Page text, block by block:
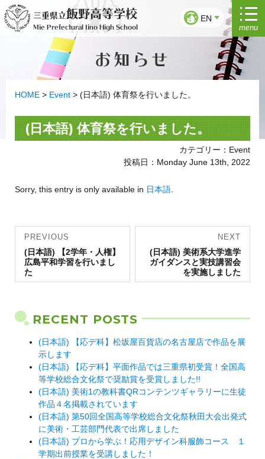
Skip
to
content
三重県立飯野高等学校
Mie Prefectural Iino High School
EN
menu
お知らせ
HOME > Event > (日本語) 体育祭を行いました。
(日本語) 体育祭を行いました。
カテゴリー：Event
投稿日：Monday June 13th, 2022
Sorry, this entry is only available in 日本語
Post
navigation
PREVIOUS
Previous
post:
(日本語) 【2学年・人権】
広島平和学習を行いまし
た
NEXT
Next
post:
(日本語) 美術系大学進学
ガイダンスと実技講習会
を実施しました
RECENT POSTS
(日本語) 【応デ科】松坂屋百貨店の名古屋店で作品を展
示します
(日本語) 【応デ科】平面作品では三重県初受賞！全国高
等学校総合文化祭で奨励賞を受賞しました!!
(日本語) 美術1の教科書QRコンテンツギャラリーに生徒
作品４名掲載されています
(日本語) 第50回全国高等学校総合文化祭秋田大会出発式
に美術・工芸部門代表で出席しました
(日本語) プロから学ぶ！応用デザイン科服飾コース １
学期出前授業を受講しました！